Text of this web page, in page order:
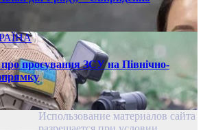
просування ЗСУ на Північно-
Использование материалов сайта